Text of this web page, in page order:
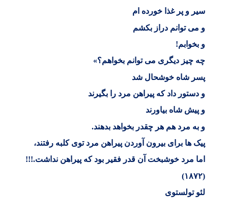
سیر و پر غذا خورده ام
و می توانم دراز بکشم
و بخوابم!
چه چیز دیگری می توانم بخواهم؟»
پسر شاه خوشحال شد
و دستور داد که پیراهن مرد را بگیرند
و پیش شاه بیاورند
و به مرد هم هر چقدر بخواهد بدهند.
پیک ها برای بیرون آوردن پیراهن مرد توی کلبه رفتند،
اما مرد خوشبخت آن قدر فقیر بود که پیراهن نداشت!!!.
(۱۸۷۲)
لئو تولستوی